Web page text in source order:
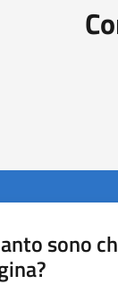
sono